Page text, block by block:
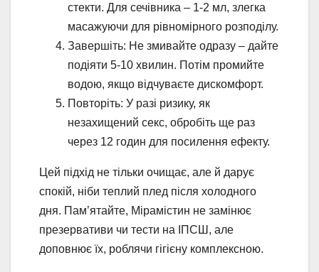
стекти. Для сечівника – 1-2 мл, злегка
масажуючи для рівномірного розподілу.
Завершіть: Не змивайте одразу – дайте
подіяти 5-10 хвилин. Потім промийте
водою, якщо відчуваєте дискомфорт.
Повторіть: У разі ризику, як
незахищений секс, обробіть ще раз
через 12 годин для посилення ефекту.
Цей підхід не тільки очищає, але й дарує
спокій, ніби теплий плед після холодного
дня. Пам’ятайте, Мірамістин не замінює
презервативи чи тести на ІПСШ, але
доповнює їх, роблячи гігієну комплексною.